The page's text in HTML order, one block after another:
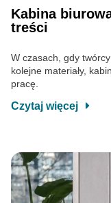
Kabina
treści
W czasach, gdy
kolejne materiały,
pracę.
Czytaj więcej